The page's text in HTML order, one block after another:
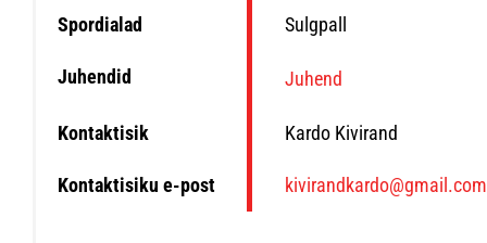
Spordialad Sulgpall
Juhendid Juhend
Kontaktisik Kardo Kivirand
Kontaktisiku e-post kivirandkardo@gmail.com